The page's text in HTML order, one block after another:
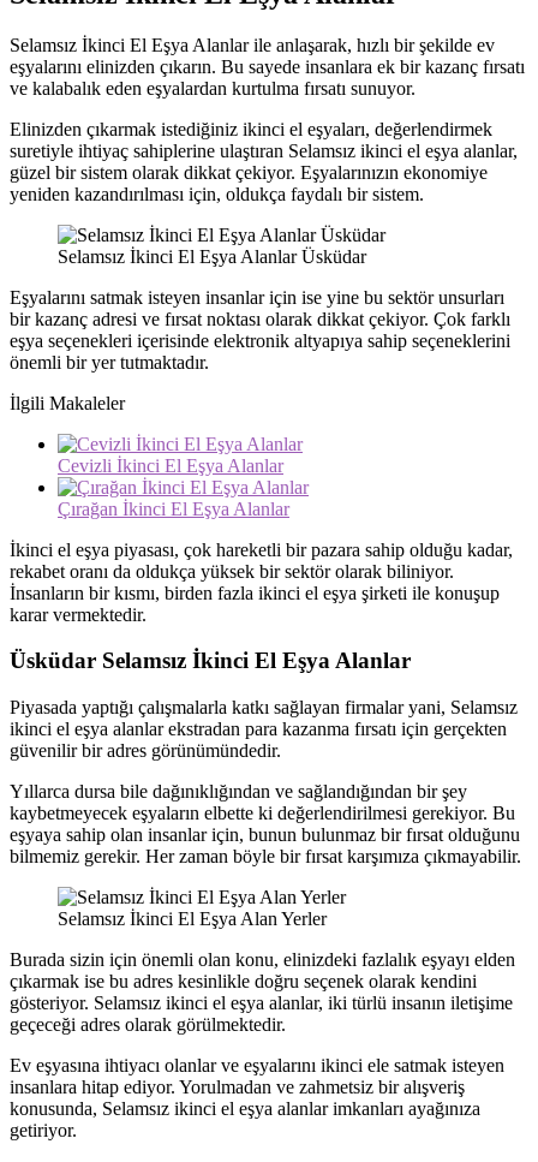
Selamsız İkinci El Eşya Alanlar ile anlaşarak, hızlı bir şekilde ev
eşyalarını elinizden çıkarın. Bu sayede insanlara ek bir kazanç fırsatı
ve kalabalık eden eşyalardan kurtulma fırsatı sunuyor.
Elinizden çıkarmak istediğiniz ikinci el eşyaları, değerlendirmek
suretiyle ihtiyaç sahiplerine ulaştıran Selamsız ikinci el eşya alanlar,
güzel bir sistem olarak dikkat çekiyor. Eşyalarınızın ekonomiye
yeniden kazandırılması için, oldukça faydalı bir sistem.
Selamsız İkinci El Eşya Alanlar Üsküdar
Eşyalarını satmak isteyen insanlar için ise yine bu sektör unsurları
bir kazanç adresi ve fırsat noktası olarak dikkat çekiyor. Çok farklı
eşya seçenekleri içerisinde elektronik altyapıya sahip seçeneklerini
önemli bir yer tutmaktadır.
İlgili Makaleler
Cevizli İkinci El Eşya Alanlar
Çırağan İkinci El Eşya Alanlar
İkinci el eşya piyasası, çok hareketli bir pazara sahip olduğu kadar,
rekabet oranı da oldukça yüksek bir sektör olarak biliniyor.
İnsanların bir kısmı, birden fazla ikinci el eşya şirketi ile konuşup
karar vermektedir.
Üsküdar Selamsız İkinci El Eşya Alanlar
Piyasada yaptığı çalışmalarla katkı sağlayan firmalar yani, Selamsız
ikinci el eşya alanlar ekstradan para kazanma fırsatı için gerçekten
güvenilir bir adres görünümündedir.
Yıllarca dursa bile dağınıklığından ve sağlandığından bir şey
kaybetmeyecek eşyaların elbette ki değerlendirilmesi gerekiyor. Bu
eşyaya sahip olan insanlar için, bunun bulunmaz bir fırsat olduğunu
bilmemiz gerekir. Her zaman böyle bir fırsat karşımıza çıkmayabilir.
Selamsız İkinci El Eşya Alan Yerler
Burada sizin için önemli olan konu, elinizdeki fazlalık eşyayı elden
çıkarmak ise bu adres kesinlikle doğru seçenek olarak kendini
gösteriyor. Selamsız ikinci el eşya alanlar, iki türlü insanın iletişime
geçeceği adres olarak görülmektedir.
Ev eşyasına ihtiyacı olanlar ve eşyalarını ikinci ele satmak isteyen
insanlara hitap ediyor. Yorulmadan ve zahmetsiz bir alışveriş
konusunda, Selamsız ikinci el eşya alanlar imkanları ayağınıza
getiriyor.